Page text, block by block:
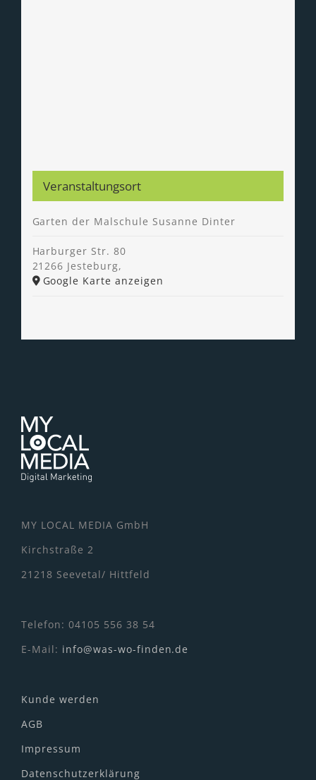
Veranstaltungsort
Garten der Malschule Susanne Dinter
Harburger Str. 80
21266 Jesteburg,
Google Karte anzeigen
MY LOCAL MEDIA GmbH
Kirchstraße 2
21218 Seevetal/ Hittfeld
Telefon: 04105 556 38 54
E-Mail: info@was-wo-finden.de
Kunde werden
AGB
Impressum
Datenschutzerklärung